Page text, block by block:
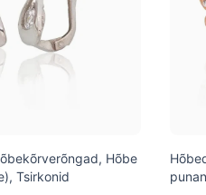
Hõbe
Tsirkonid